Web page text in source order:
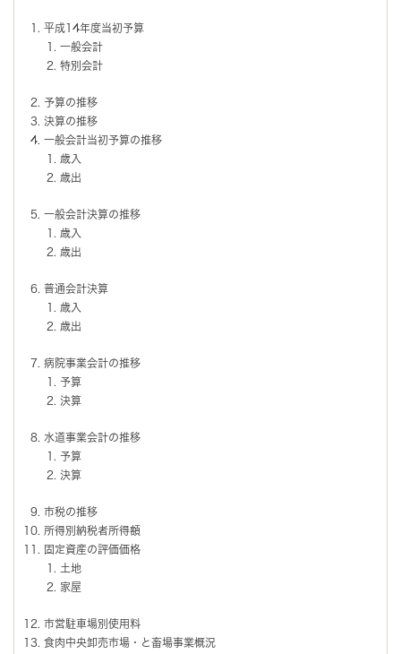
平成14年度当初予算
一般会計
特別会計
予算の推移
決算の推移
一般会計当初予算の推移
歳入
歳出
一般会計決算の推移
歳入
歳出
普通会計決算
歳入
歳出
病院事業会計の推移
予算
決算
水道事業会計の推移
予算
決算
市税の推移
所得別納税者所得額
固定資産の評価価格
土地
家屋
市営駐車場別使用料
食肉中央卸売市場・と畜場事業概況